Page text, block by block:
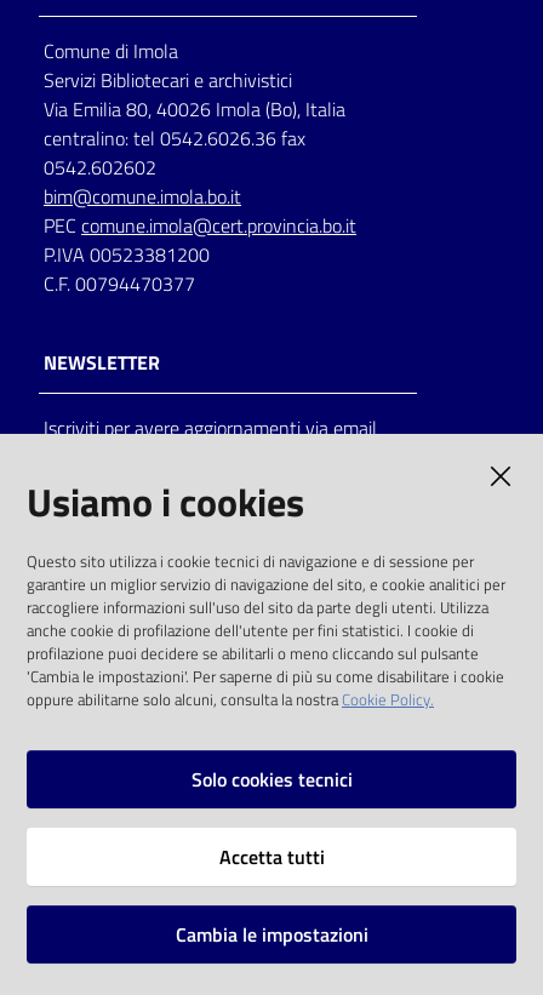
lettura
Seguici
su
Catalogo
on line
Eventi
Chiedi al
bibliotecario
Comune di Imola
Servizi Bibliotecari e archivistici
Via Emilia 80, 40026 Imola (Bo), Italia
centralino: tel 0542.6026.36 fax
0542.602602
bim@comune.imola.bo.it
PEC comune.imola@cert.provincia.bo.it
P.IVA 00523381200
C.F. 00794470377
NEWSLETTER
Iscriviti per avere aggiornamenti via email
solo alle condizioni previste dalla direttiva
comunitaria 2003/98/CE e dal d.lgs. 36/2006
SOCIAL
Instagram
Vai alla pagina
Mappa del sito
Usiamo i cookies
Questo sito utilizza i cookie tecnici di navigazione e di sessione per
garantire un miglior servizio di navigazione del sito, e cookie analitici per
raccogliere informazioni sull'uso del sito da parte degli utenti. Utilizza
anche cookie di profilazione dell'utente per fini statistici. I cookie di
profilazione puoi decidere se abilitarli o meno cliccando sul pulsante
'Cambia le impostazioni'. Per saperne di più su come disabilitare i cookie
oppure abilitarne solo alcuni, consulta la nostraCookie Policy.
Solo cookies tecnici
Accetta tutti
Cambia le impostazioni